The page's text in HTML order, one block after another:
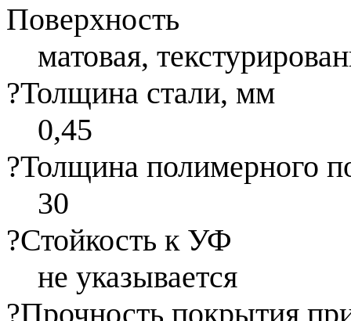
Поверхность
матовая,
?Толщина стали, мм
0,45
?Толщина полимерного
30
?Стойкость к УФ
не указывается
?Прочность покрытия